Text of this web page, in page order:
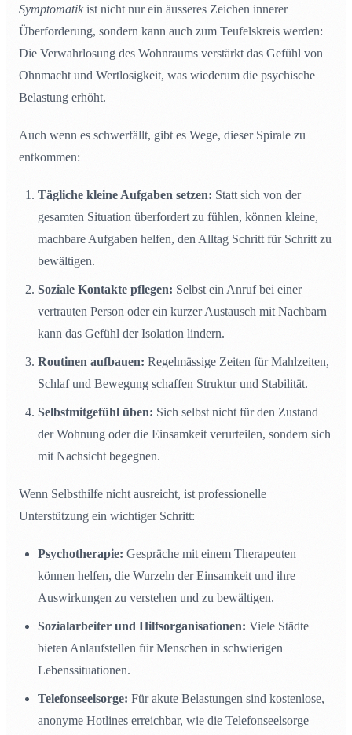
Symptomatik ist nicht nur ein äusseres Zeichen innerer
Überforderung, sondern kann auch zum Teufelskreis werden:
Die Verwahrlosung des Wohnraums verstärkt das Gefühl von
Ohnmacht und Wertlosigkeit, was wiederum die psychische
Belastung erhöht.
Auch wenn es schwerfällt, gibt es Wege, dieser Spirale zu
entkommen:
Tägliche kleine Aufgaben setzen: Statt sich von der
gesamten Situation überfordert zu fühlen, können kleine,
machbare Aufgaben helfen, den Alltag Schritt für Schritt zu
bewältigen.
Soziale Kontakte pflegen: Selbst ein Anruf bei einer
vertrauten Person oder ein kurzer Austausch mit Nachbarn
kann das Gefühl der Isolation lindern.
Routinen aufbauen: Regelmässige Zeiten für Mahlzeiten,
Schlaf und Bewegung schaffen Struktur und Stabilität.
Selbstmitgefühl üben: Sich selbst nicht für den Zustand
der Wohnung oder die Einsamkeit verurteilen, sondern sich
mit Nachsicht begegnen.
Wenn Selbsthilfe nicht ausreicht, ist professionelle
Unterstützung ein wichtiger Schritt:
Psychotherapie: Gespräche mit einem Therapeuten
können helfen, die Wurzeln der Einsamkeit und ihre
Auswirkungen zu verstehen und zu bewältigen.
Sozialarbeiter und Hilfsorganisationen: Viele Städte
bieten Anlaufstellen für Menschen in schwierigen
Lebenssituationen.
Telefonseelsorge: Für akute Belastungen sind kostenlose,
anonyme Hotlines erreichbar, wie die Telefonseelsorge